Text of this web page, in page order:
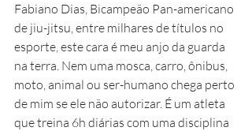
Fabiano Dias, Bicampeão Pan-americano
de jiu-jitsu, entre milhares de títulos no
esporte, este cara é meu anjo da guarda
na terra. Nem uma mosca, carro, ônibus,
moto, animal ou ser-humano chega perto
de mim se ele não autorizar. É um atleta
que treina 6h diárias com uma disciplina